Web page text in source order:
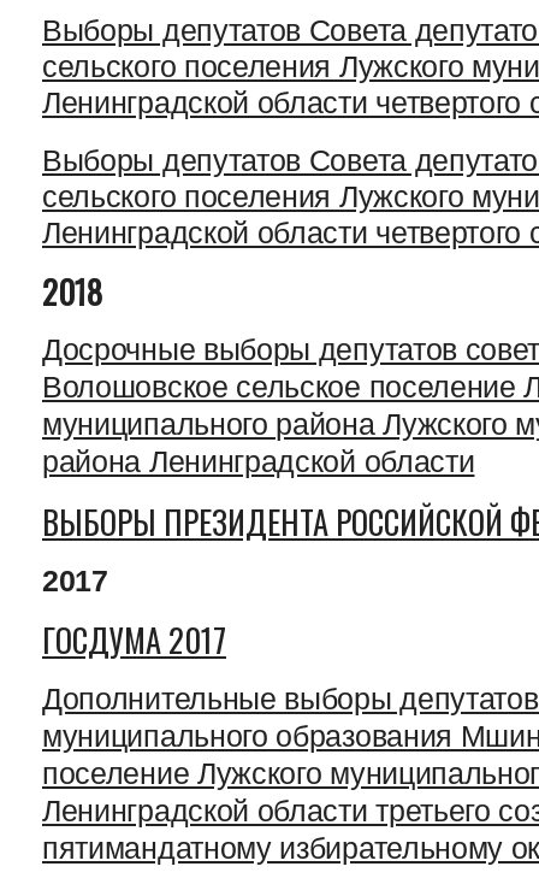
Выборы депутатов Совета
сельского поселения Лужского
Ленинградской области четвертого
Выборы депутатов Совета
сельского поселения Лужского
Ленинградской области четвертого
2018
Досрочные выборы депутатов
Волошовское сельское поселение
муниципального района Лужского
района Ленинградской области
ВЫБОРЫ ПРЕЗИДЕНТА РОССИЙСКОЙ
2017
ГОСДУМА 2017
Дополнительные выборы депутатов
муниципального образования
поселение Лужского
Ленинградской области третьего
пятимандатному избирательному